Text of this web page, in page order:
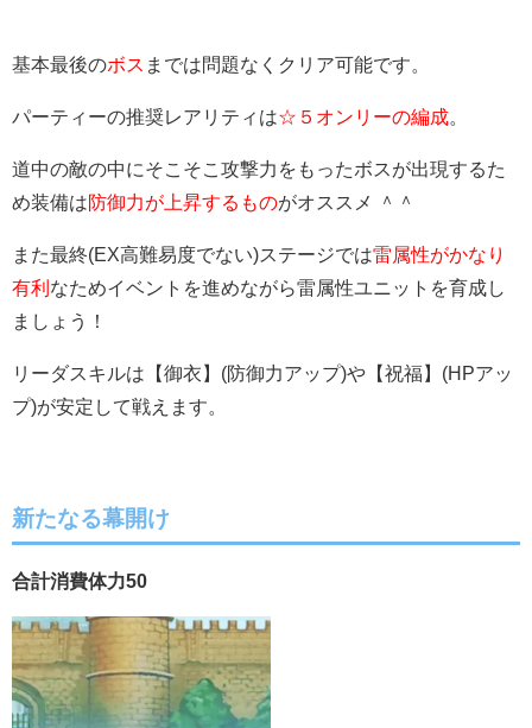
基本最後のボス までは問題なくクリア可能です。
パーティーの推奨レアリティは☆５オンリーの編成
道中の敵の中にそこそこ攻撃力をもったボスが出現するた
め装備は防御力が上昇するものがオススメ ＾＾
また最終(EX高難易度でない)ステージでは雷属性がかなり
有利なためイベントを進めながら雷属性ユニットを育成し
ましょう！
リーダスキルは【御衣】(防御力アップ)や【祝福】(HPアッ
プ)が安定して戦えます。
新たなる幕開け
合計消費体力50